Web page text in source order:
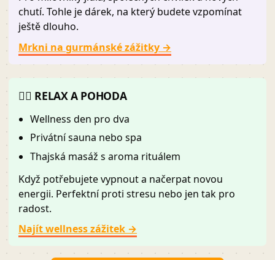
chutí. Tohle je dárek, na který budete vzpomínat
ještě dlouho.
Mrkni na gurmánské zážitky →
🧘‍♂️ RELAX A POHODA
Wellness den pro dva
Privátní sauna nebo spa
Thajská masáž s aroma rituálem
Když potřebujete vypnout a načerpat novou
energii. Perfektní proti stresu nebo jen tak pro
radost.
Najít wellness zážitek →